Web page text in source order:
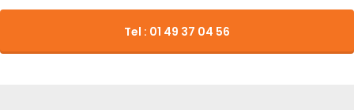
Tel : 01 49 37 04 56